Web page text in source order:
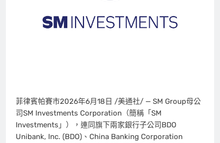
菲律賓帕賽市2026年6月18日 /美通社/ — SM Group母公
司SM Investments Corporation（簡稱「SM
Investments」），連同旗下兩家銀行子公司BDO
Unibank, Inc. (BDO)、China Banking Corporation